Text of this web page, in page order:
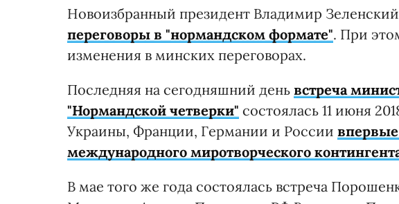
Новоизбранный президент Владимир Зеленский
переговоры в "нормандском формате". При
изменения в минских переговорах.
Последняя на сегодняшний день встреча
"Нормандской четверки" состоялась 11 июня
Украины, Франции, Германии и России
международного миротворческого
В мае того же года состоялась встреча